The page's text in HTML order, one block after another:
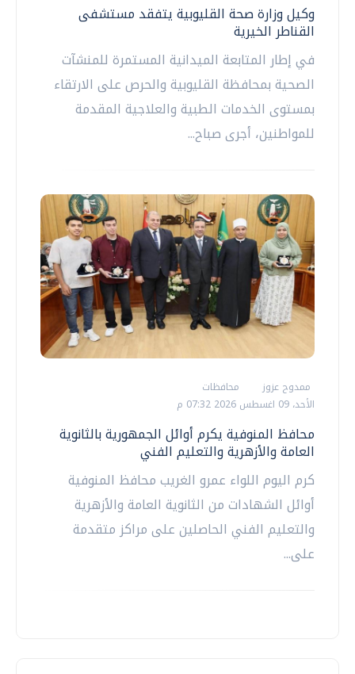
وكيل وزارة صحة القليوبية يتفقد مستشفى
القناطر الخيرية
في إطار المتابعة الميدانية المستمرة للمنشآت
الصحية بمحافظة القليوبية والحرص على الارتقاء
بمستوى الخدمات الطبية والعلاجية المقدمة
للمواطنين، أجرى صباح...
ممدوح عزوز
محافظات
الأحد، 09 اغسطس 2026 07:32 م
محافظ المنوفية يكرم أوائل الجمهورية بالثانوية
العامة والأزهرية والتعليم الفني
كرم اليوم اللواء عمرو الغريب محافظ المنوفية
أوائل الشهادات من الثانوية العامة والأزهرية
والتعليم الفني الحاصلين على مراكز متقدمة
على...